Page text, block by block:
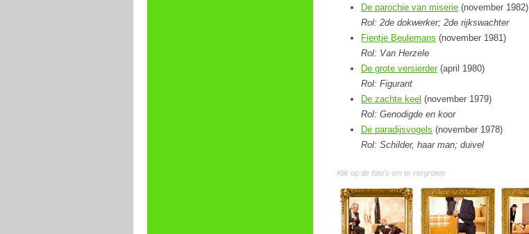
De parochie van miserie (november 1982)
Rol: 2de dokwerker; 2de rijkswachter
Fientje Beulemans (november 1981)
Rol: Van Herzele
De grote versierder(april 1980)
Rol: Figurant
De zachte keel (november 1979)
Rol: Genodigde en koor
De paradijsvogels (november 1978)
Rol: Schilder, haar man; duivel
Klik op de foto's om te vergroten